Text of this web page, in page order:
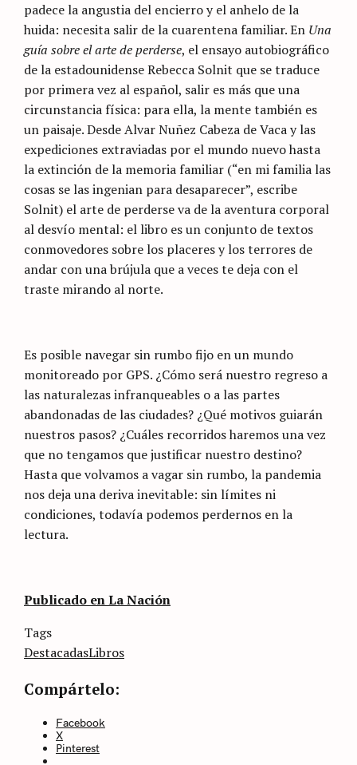
padece la angustia del encierro y el anhelo de la
huida: necesita salir de la cuarentena familiar. En Una
guía sobre el arte de perderse, el ensayo autobiográfico
de la estadounidense Rebecca Solnit que se traduce
por primera vez al español, salir es más que una
circunstancia física: para ella, la mente también es
un paisaje. Desde Alvar Nuñez Cabeza de Vaca y las
expediciones extraviadas por el mundo nuevo hasta
la extinción de la memoria familiar (“en mi familia las
cosas se las ingenian para desaparecer”, escribe
Solnit) el arte de perderse va de la aventura corporal
al desvío mental: el libro es un conjunto de textos
conmovedores sobre los placeres y los terrores de
andar con una brújula que a veces te deja con el
traste mirando al norte.
Es posible navegar sin rumbo fijo en un mundo
monitoreado por GPS. ¿Cómo será nuestro regreso a
las naturalezas infranqueables o a las partes
abandonadas de las ciudades? ¿Qué motivos guiarán
nuestros pasos? ¿Cuáles recorridos haremos una vez
que no tengamos que justificar nuestro destino?
Hasta que volvamos a vagar sin rumbo, la pandemia
nos deja una deriva inevitable: sin límites ni
condiciones, todavía podemos perdernos en la
lectura.
Publicado en La Nación
Categories
categoría
Tags
DestacadasLibros
Compártelo:
Facebook
X
Pinterest